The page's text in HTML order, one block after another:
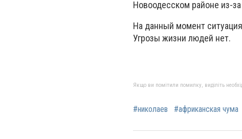
Новоодесском районе из-
На данный момент
Угрозы жизни людей нет.
Якщо ви помітили помилку, виділіть
#николаев #африканская чума